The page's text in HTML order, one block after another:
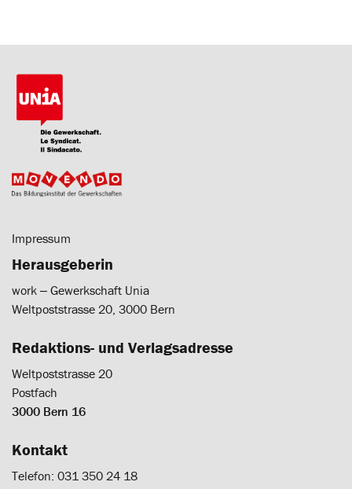
Impressum
Herausgeberin
work ‒ Gewerkschaft Unia
Weltpoststrasse 20, 3000 Bern
Redaktions- und Verlagsadresse
Weltpoststrasse 20
Postfach
3000 Bern 16
Kontakt
Telefon: 031 350 24 18